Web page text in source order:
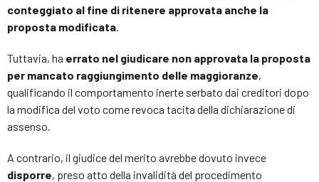
conteggiato al fine di ritenere approvata anche la
proposta modificata.
Tuttavia, ha errato nel giudicare non approvata la proposta
per mancato raggiungimento delle maggioranze,
qualificando il comportamento inerte serbato dai creditori dopo
la modifica del voto come revoca tacita della dichiarazione di
assenso.
A contrario, il giudice del merito avrebbe dovuto invece
disporre, preso atto della invalidità del procedimento